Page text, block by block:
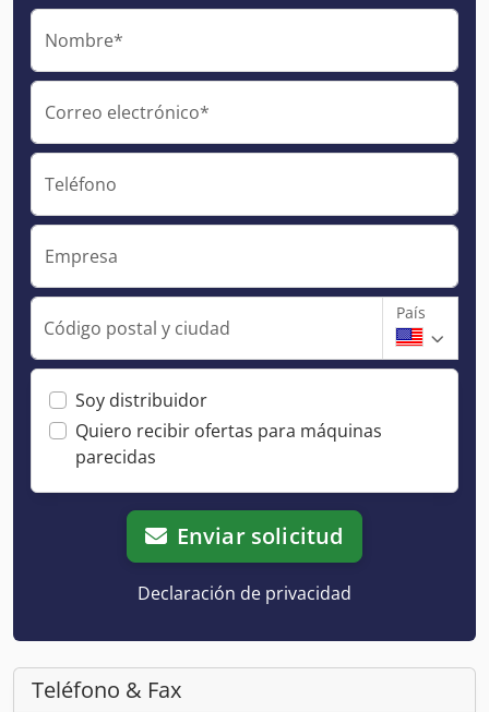
Nombre*
Correo electrónico*
Teléfono
Empresa
Código postal y ciudad
País
Soy distribuidor
Quiero recibir ofertas para máquinas
parecidas
Enviar solicitud
Declaración de privacidad
Teléfono & Fax